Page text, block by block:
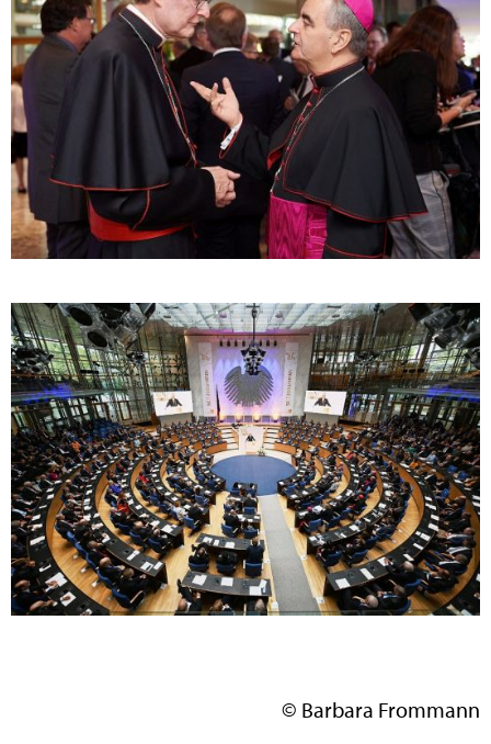
© Barbara Frommann